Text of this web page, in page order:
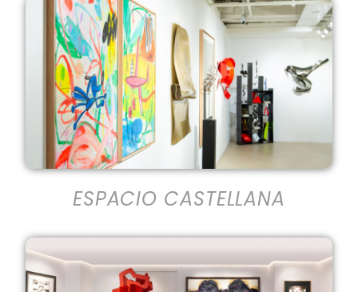
ESPACIO CASTELLANA